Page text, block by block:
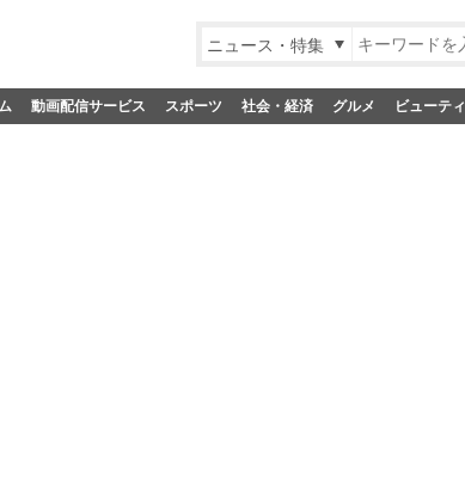
ニュース・特集
動画配信サービス スポーツ 社会・経済 グルメ ビューティ